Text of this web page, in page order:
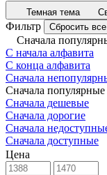
Темная тема
Фильтр Сбросить все
Сначала
С начала алфавита
С конца алфавита
Сначала
Сначала популярные
Сначала дешевые
Сначала дорогие
Сначала
Сначала доступные
Цена